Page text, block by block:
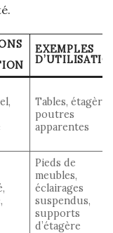
EXEMPLES
Tables,
poutres
apparentes
Pieds de
meubles,
éclairages
suspendus,
supports
d’étagère